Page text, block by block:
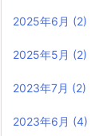
2025年6月 (2)
2025年5月 (2)
2023年7月 (2)
2023年6月 (4)